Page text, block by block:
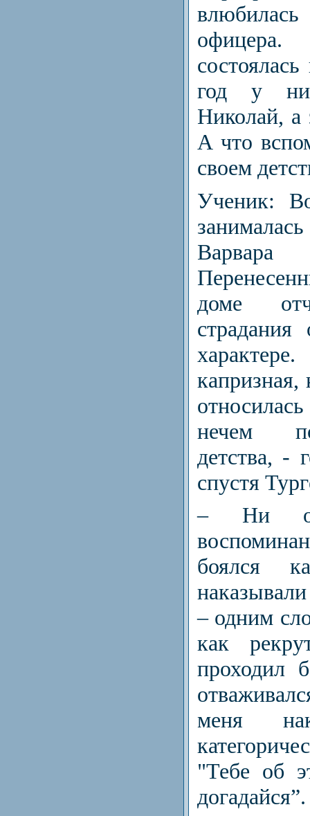
год у
Николай,
А что
своем
Ученик:
доме
страдания
капризная,
нечем
детства, -
спустя
– Ни
боялся
– одним
как
проходил
меня
"Тебе об
догадайся”.